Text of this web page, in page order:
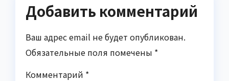
Добавить комментарий
Ваш адрес email не будет опубликован.
Обязательные поля помечены *
Комментарий *